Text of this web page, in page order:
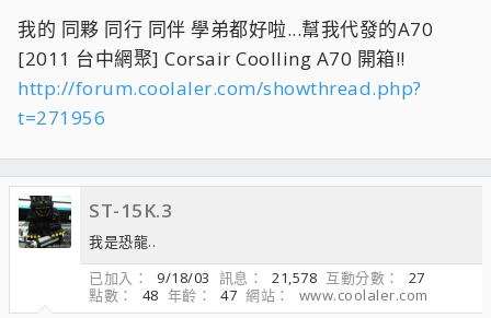
我的 同夥 同行 同伴 學弟都好啦...幫我代發的A70
[2011 台中網聚] Corsair Coolling A70 開箱!!
http://forum.coolaler.com/showthread.php?
t=271956
ST-15K.3
我是恐龍..
已加入
9/18/03 訊息 21,578 互動分數
27
點數
48 年齡 47 網站
www.coolaler.com